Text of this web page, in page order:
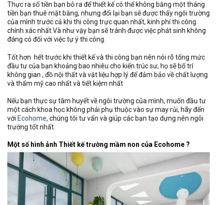
Thực ra số tiền bạn bỏ ra để thiết kế có thể không bằng một tháng
tiền bạn thuê mặt bằng, nhưng đổi lại bạn sẽ được thấy ngôi trường
của mình trước cả khi thi công trực quan nhất, kinh phí thi công
chính xác nhất.Và như vậy bạn sẽ tránh được việc phát sinh không
đáng có đối với việc tự ý thi công.
Tốt hơn hết trước khi thiết kế và thi công bạn nên nói rõ tổng mức
đầu tư của bạn khoảng bao nhiêu cho kiến trúc sư, họ sẽ bố trí
không gian , đồ nội thất và vật liệu hợp lý để đảm bảo về chất lượng
và thẩm mỹ cao nhất và tiết kiệm nhất
Nếu bạn thực sự tâm huyết về ngôi trường của mình, muốn đầu tư
một cách khoa học không phải phụ thuộc vào sự may rủi, hãy đến
với Ecohome, chúng tôi tư vấn và giúp các bạn tạo dựng nên ngôi
trường tốt nhất.
Một số hình ảnh Thiết kế trường mầm non của Ecohome ?